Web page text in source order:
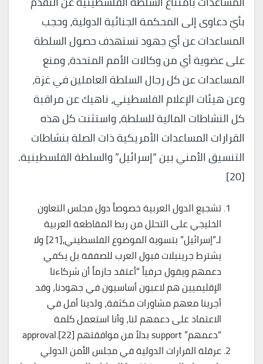
بأيّ دعاوى إلى المحكمة الجنائية الدولية، وحجب
المساعدات عن أيّ جهود تستهدف حصول السلطة
على عضوية أي من وكالات الأمم المتحدة، ومنع
المساعدات عن كل رجال السلطة العاملين في غزة،
وعن هيئات الإعلام الفلسطيني، ناهيك عن مراقبة
كل النشاطات المالية للسلطة، واستثنت كل هذه
القرارات المساعدات الأمريكية ذات الصلة بنشاطات
التنسيق الأمني بين “إسرائيل” والسلطة الفلسطينية.
[20]
تشجيع الدول العربية خصوصاً دول مجلس التعاون
الخليجي على التحلل من ربط المقاطعة العربية
لـ”إسرائيل” بتسوية الموضوع الفلسطيني،[21] ولا
يشترط جرينبلات قبول العرب للصفقة بل يكفي
دعمهم ويقول حرفياً “أعتقد جازماً أن شركاءنا
الإقليميين هم لاعبون أساسيون في جهودنا، وقد
أجرينا معهم مشاورات مكثفة، ولدينا أمل في
الاعتماد على دعمهم لنا، وأنا استعمل كلمة
“دعمهم” support بدلاً من موافقتهم approval.[22]
عرقلة القرارات الدولية في مجلس الأمن الدولي